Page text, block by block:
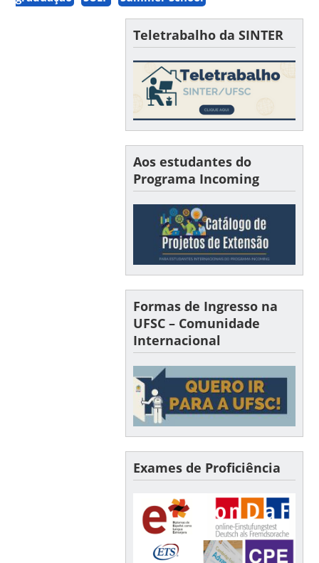
Teletrabalho da SINTER
Aos estudantes do
Programa Incoming
Formas de Ingresso na
UFSC – Comunidade
Internacional
Exames de Proficiência